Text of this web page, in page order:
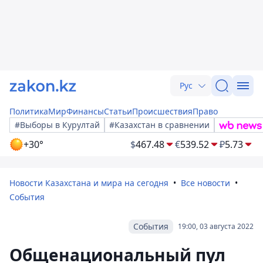
Рус
ПолитикаМирФинансыСтатьиПроисшествияПраво
#Выборы в Курултай
#Казахстан в сравнении
+30° $467.48 €539.52 ₽5.73
Новости Казахстана и мира на сегодня
Все новости
События
19:00, 03 августа 2022
События
Общенациональный пул